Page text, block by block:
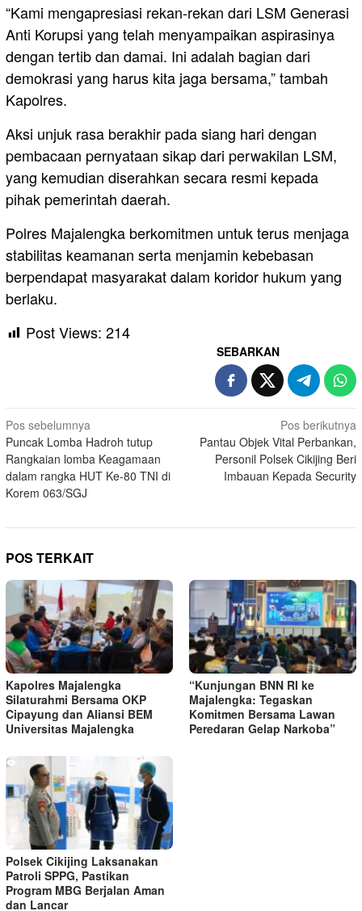
“Kami mengapresiasi rekan-rekan dari LSM Generasi
Anti Korupsi yang telah menyampaikan aspirasinya
dengan tertib dan damai. Ini adalah bagian dari
demokrasi yang harus kita jaga bersama,” tambah
Kapolres.
Aksi unjuk rasa berakhir pada siang hari dengan
pembacaan pernyataan sikap dari perwakilan LSM,
yang kemudian diserahkan secara resmi kepada
pihak pemerintah daerah.
Polres Majalengka berkomitmen untuk terus menjaga
stabilitas keamanan serta menjamin kebebasan
berpendapat masyarakat dalam koridor hukum yang
berlaku.
Post Views: 214
SEBARKAN
Navigasi
pos
Pos sebelumnya
Puncak Lomba Hadroh tutup
Rangkaian lomba Keagamaan
dalam rangka HUT Ke-80 TNI di
Korem 063/SGJ
Pos berikutnya
Pantau Objek Vital Perbankan,
Personil Polsek Cikijing Beri
Imbauan Kepada Security
POS TERKAIT
Kapolres Majalengka
Silaturahmi Bersama OKP
Cipayung dan Aliansi BEM
Universitas Majalengka
“Kunjungan BNN RI ke
Majalengka: Tegaskan
Komitmen Bersama Lawan
Peredaran Gelap Narkoba”
Polsek Cikijing Laksanakan
Patroli SPPG, Pastikan
Program MBG Berjalan Aman
dan Lancar